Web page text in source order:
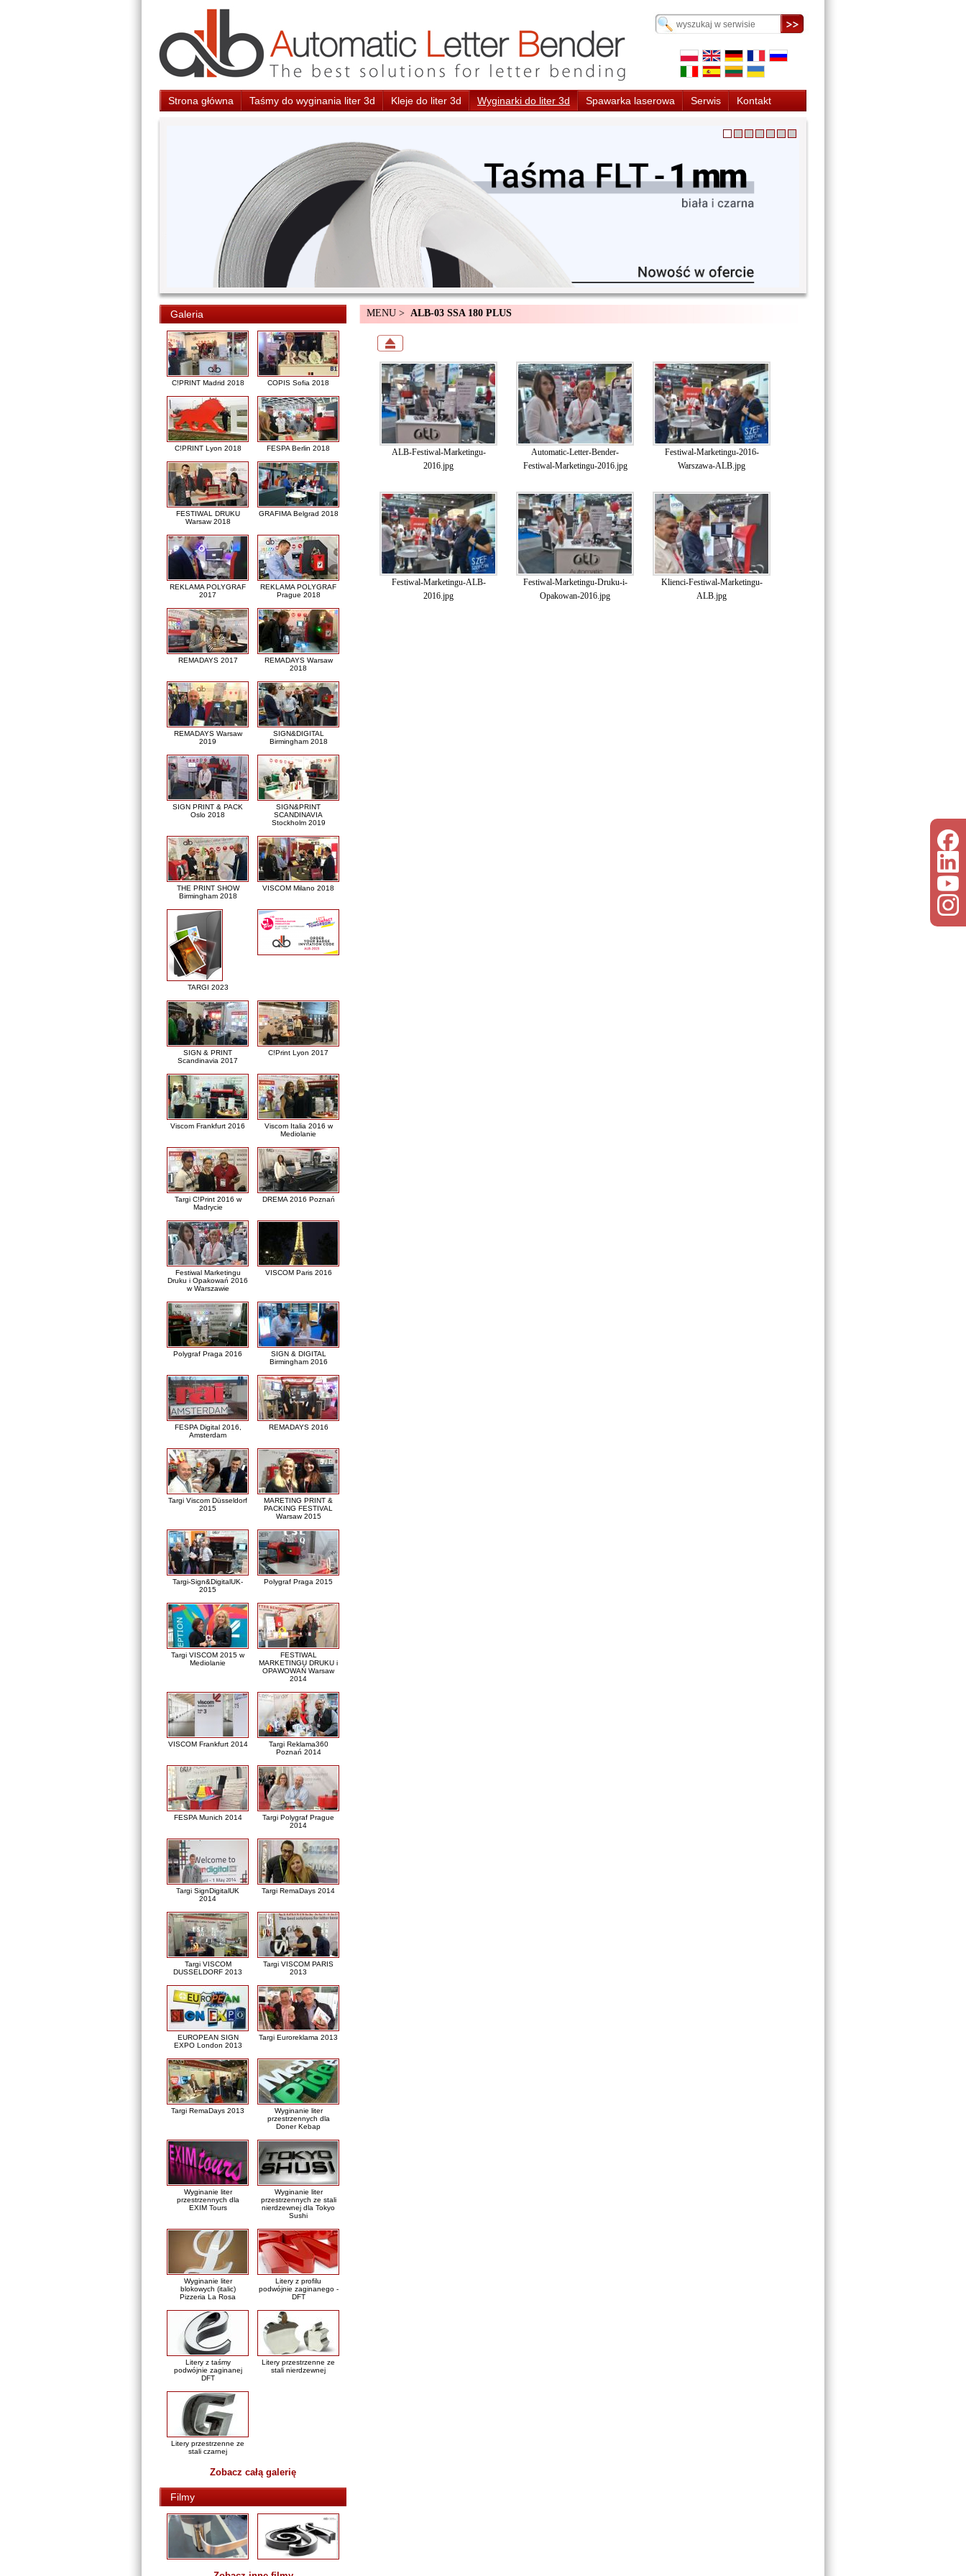
Strona główna Taśmy do wyginania liter 3d Kleje do liter 3d Wyginarki do liter 3d Spawarka laserowa Serwis Kontakt
Galeria
C!PRINT Madrid 2018 COPIS Sofia 2018
C!PRINT Lyon 2018 FESPA Berlin 2018
FESTIWAL DRUKU
Warsaw 2018
GRAFIMA Belgrad 2018
REKLAMA POLYGRAF
2017
REKLAMA POLYGRAF
Prague 2018
REMADAYS 2017
REMADAYS Warsaw
2018
REMADAYS Warsaw
2019
SIGN&DIGITAL
Birmingham 2018
SIGN PRINT & PACK
Oslo 2018
SIGN&PRINT
SCANDINAVIA
Stockholm 2019
THE PRINT SHOW
Birmingham 2018
VISCOM Milano 2018
TARGI 2023
SIGN & PRINT
Scandinavia 2017
C!Print Lyon 2017
Viscom Frankfurt 2016
Viscom Italia 2016 w
Mediolanie
Targi C!Print 2016 w
Madrycie
DREMA 2016 Poznań
Festiwal Marketingu
Druku i Opakowań 2016
w Warszawie
VISCOM Paris 2016
Polygraf Praga 2016
SIGN & DIGITAL
Birmingham 2016
FESPA Digital 2016,
Amsterdam
REMADAYS 2016
Targi Viscom Düsseldorf
2015
MARETING PRINT &
PACKING FESTIVAL
Warsaw 2015
Targi-Sign&DigitalUK-
2015
Polygraf Praga 2015
Targi VISCOM 2015 w
Mediolanie
FESTIWAL
MARKETINGU DRUKU i
OPAWOWAŃ Warsaw
2014
VISCOM Frankfurt 2014
Targi Reklama360
Poznań 2014
FESPA Munich 2014
Targi Polygraf Prague
2014
Targi SignDigitalUK
2014
Targi RemaDays 2014
Targi VISCOM
DUSSELDORF 2013
Targi VISCOM PARIS
2013
EUROPEAN SIGN
EXPO London 2013
Targi Euroreklama 2013
Targi RemaDays 2013
Wyginanie liter
przestrzennych dla
Doner Kebap
Wyginanie liter
przestrzennych dla
EXIM Tours
Wyginanie liter
przestrzennych ze stali
nierdzewnej dla Tokyo
Sushi
Wyginanie liter
blokowych (italic)
Pizzeria La Rosa
Litery z profilu
podwójnie zaginanego -
DFT
Litery z taśmy
podwójnie zaginanej
DFT
Litery przestrzenne ze
stali nierdzewnej
Litery przestrzenne ze
stali czarnej
Zobacz całą galerię
Filmy
MENU > ALB-03 SSA 180 PLUS
ALB-Festiwal-Marketingu-
2016.jpg
Automatic-Letter-Bender-
Festiwal-Marketingu-2016.jpg
Festiwal-Marketingu-2016-
Warszawa-ALB.jpg
Festiwal-Marketingu-ALB-
2016.jpg
Festiwal-Marketingu-Druku-i-
Opakowan-2016.jpg
Klienci-Festiwal-Marketingu-
ALB.jpg